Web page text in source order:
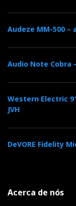
Audeze MM-500
Audio Note Cobra
Western Electric
JVH
DeVORE Fidelity
Acerca de nós